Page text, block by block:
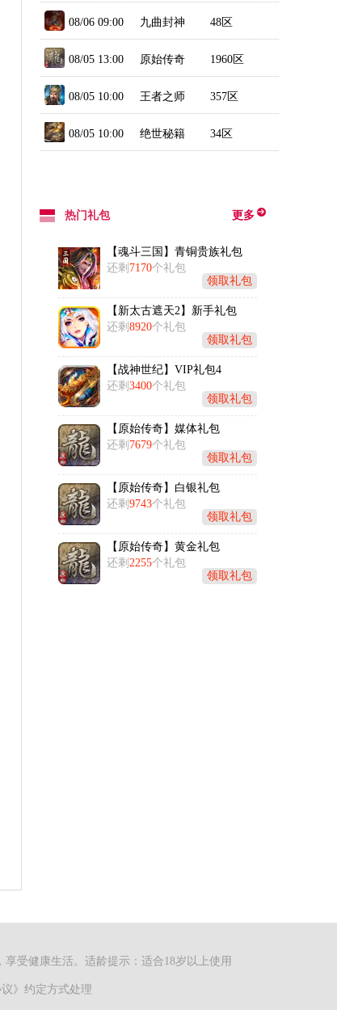
（新）
08/06 09:00 九曲封神 48区
08/05 13:00 原始传奇 1960区
08/05 10:00 王者之师 357区
08/05 10:00 绝世秘籍 34区
热门礼包 更多
【魂斗三国】青铜贵族礼包
还剩 7170个礼包
领取礼包
【新太古遮天2】新手礼包
还剩 8920个礼包
领取礼包
【战神世纪】VIP礼包4
还剩 3400个礼包
领取礼包
【原始传奇】媒体礼包
还剩 7679个礼包
领取礼包
【原始传奇】白银礼包
还剩 9743个礼包
领取礼包
【原始传奇】黄金礼包
还剩 2255个礼包
领取礼包
受健康生活。适龄提示：适合18岁以上使用
》约定方式处理